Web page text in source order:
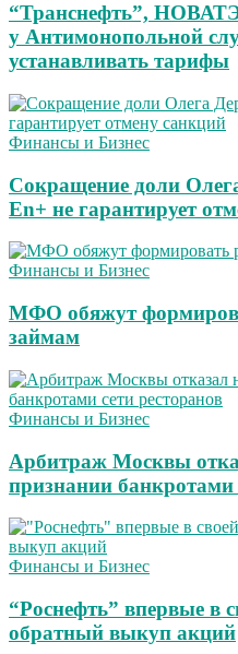
“Транснефть”,
у Антимонопольной
устанавливать тарифы
Финансы и Бизнес
Сокращение доли
En+ не гарантирует
Финансы и Бизнес
МФО обяжут
займам
Финансы и Бизнес
Арбитраж Москвы
признании банкротами
Финансы и Бизнес
“Роснефть” впервые в
обратный выкуп акций